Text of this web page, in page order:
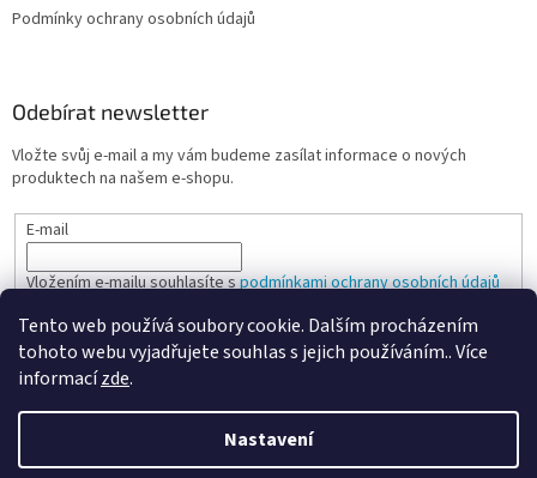
Tento web používá soubory cookie. Dalším procházením
tohoto webu vyjadřujete souhlas s jejich používáním.. Více
informacízde.
Nastavení
Podmínky ochrany osobních údajů
Odebírat newsletter
Vložte svůj e-mail a my vám budeme zasílat informace o nových
produktech na našem e-shopu.
E-mail
Vložením e-mailu souhlasíte spodmínkami ochrany osobních údajů
PŘIHLÁSIT SE
Vytvořil Shoptet